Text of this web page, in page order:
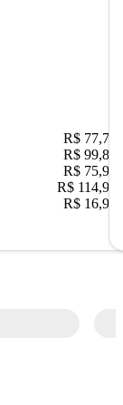
R$ 77,70
R$ 99,89
R$ 75,90
R$ 114,90
R$ 16,90